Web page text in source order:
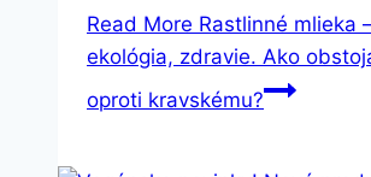
Read More Rastlinné mlieka
ekológia, zdravie. Ako
oproti kravskému?